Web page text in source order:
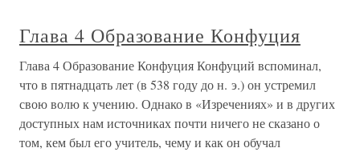
Глава 4 Образование Конфуция
Глава 4 Образование Конфуция Конфуций вспоминал,
что в пятнадцать лет (в 538 году до н. э.) он устремил
свою волю к учению. Однако в «Изречениях» и в других
доступных нам источниках почти ничего не сказано о
том, кем был его учитель, чему и как он обучал